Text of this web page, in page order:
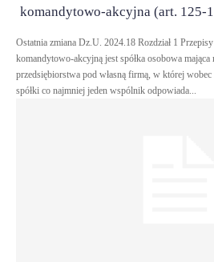
komandytowo-akcyjna (art. 125-
Ostatnia zmiana Dz.U. 2024.18 Rozdział 1 Przepisy ogólne Art. 125. Spółką
komandytowo-akcyjną jest spółka osobowa mająca
przedsiębiorstwa pod własną firmą, w której
spółki co najmniej jeden wspólnik odpowiada...